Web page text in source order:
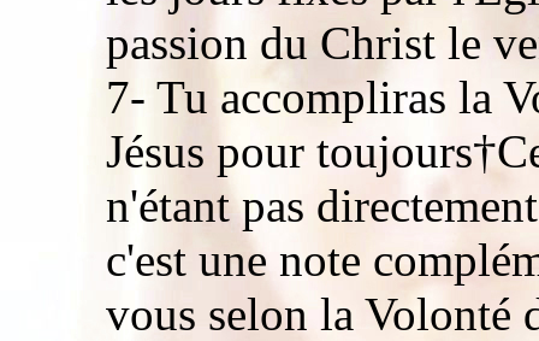
passion du Christ le
7- Tu accompliras la
Jésus pour
n'étant pas
c'est une note
vous selon la Volonté